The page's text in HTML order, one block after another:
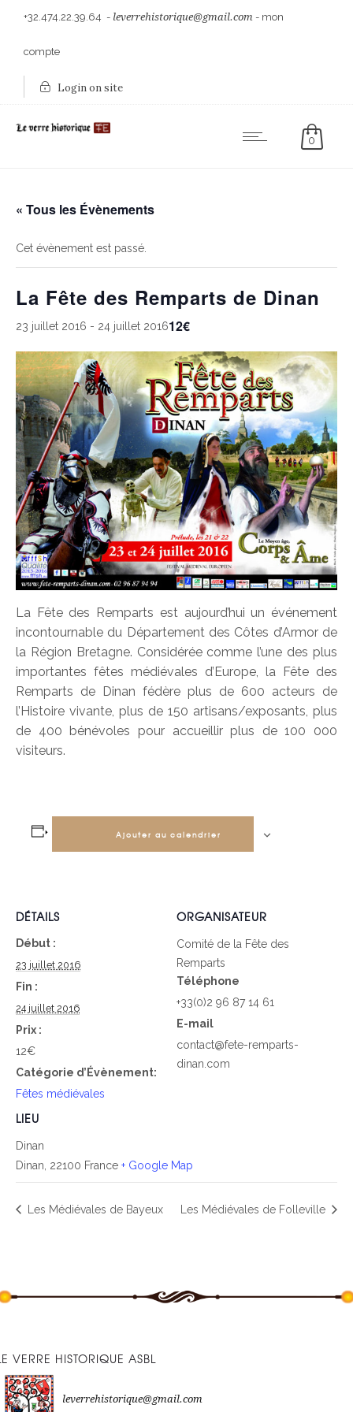
+32.474.22.39.64 - leverrehistorique@gmail.com - mon
compte
Login on site
0
« Tous les Évènements
Cet évènement est passé.
La Fête des Remparts de Dinan
23 juillet 2016 - 24 juillet 201612€
La Fête des Remparts est aujourd’hui un événement
incontournable du Département des Côtes d’Armor de
la Région Bretagne. Considérée comme l’une des plus
importantes fêtes médiévales d’Europe, la Fête des
Remparts de Dinan fédère plus de 600 acteurs de
l’Histoire vivante, plus de 150 artisans/exposants, plus
de 400 bénévoles pour accueillir plus de 100 000
visiteurs.
Ajouter au calendrier
DÉTAILS
Début :
23 juillet 2016
Fin :
24 juillet 2016
Prix :
12€
Catégorie d’Évènement:
Fêtes médiévales
LIEU
Dinan
Dinan, 22100 France + Google Map
ORGANISATEUR
Comité de la Fête des
Remparts
Téléphone
+33(0)2 96 87 14 61
E-mail
contact@fete-remparts-
dinan.com
Les Médiévales de Bayeux Les Médiévales de Folleville
VERRE HISTORIQUE ASBL
leverrehistorique@gmail.com